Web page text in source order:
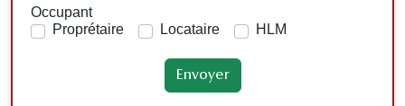
Occupant
Proprétaire
Locataire HLM